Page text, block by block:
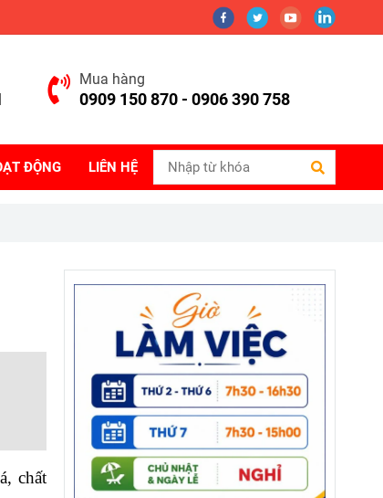
Mua hàng
0909 150 870 - 0906 390 758
ĐỘNG LIÊN HỆ
chất